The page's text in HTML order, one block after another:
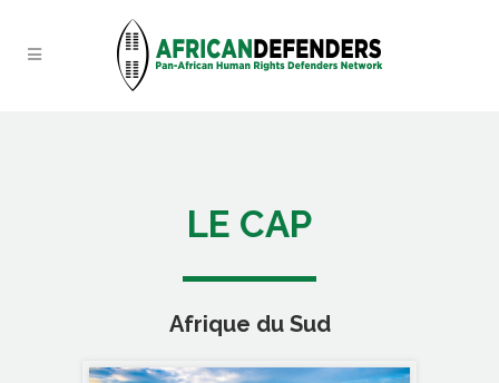
LE CAP
Afrique du Sud